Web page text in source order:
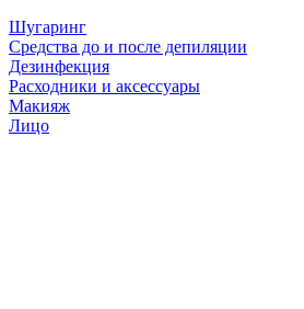
Шугаринг
Средства до и после депиляции
Дезинфекция
Расходники и аксессуары
Макияж
Лицо